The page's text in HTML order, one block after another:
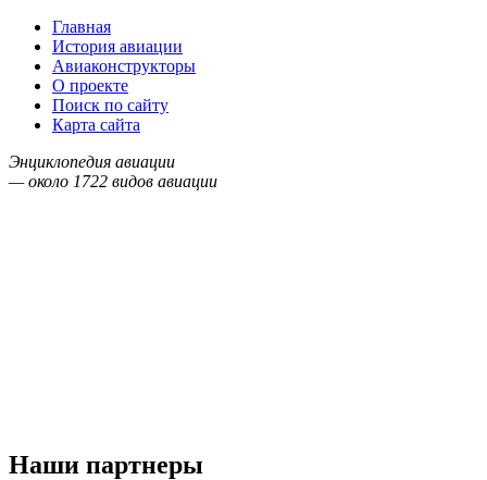
Главная
История авиации
Авиаконструкторы
О проекте
Поиск по сайту
Карта сайта
Энциклопедия авиации
— около 1722 видов авиации
Наши партнеры